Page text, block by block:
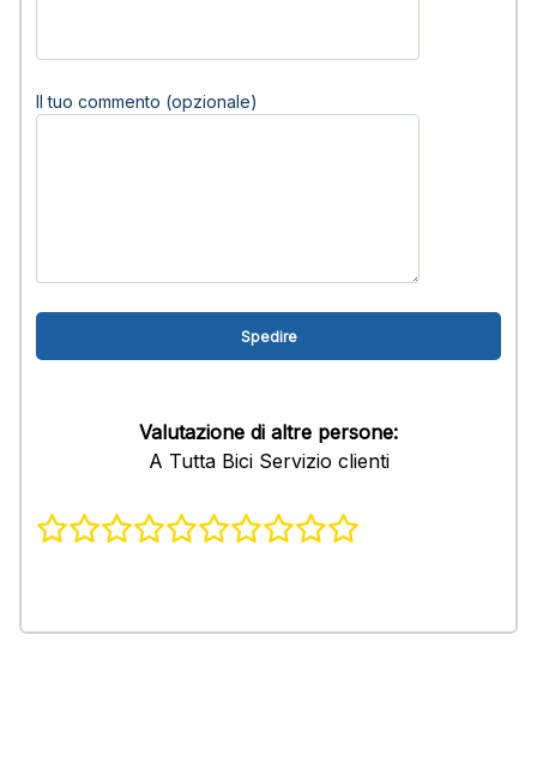
Il tuo commento (opzionale)
Valutazione di altre persone:
A Tutta Bici Servizio clienti